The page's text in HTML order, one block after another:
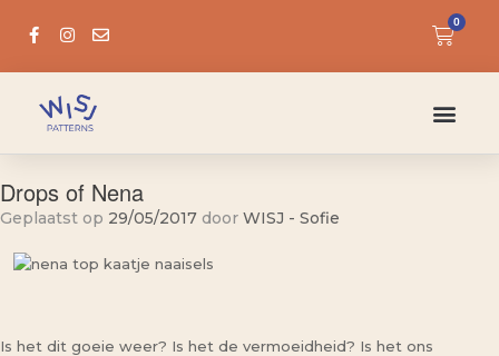
0
Drops of Nena
Geplaatst op 29/05/2017 door WISJ - Sofie
Is het dit goeie weer? Is het de vermoeidheid? Is het ons